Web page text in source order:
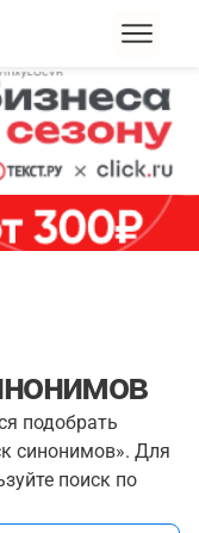
подобрать
синонимов». Для
поиск по